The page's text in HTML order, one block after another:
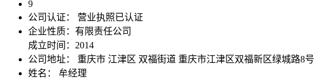
9
公司认证：
营业执照已认证
企业性质：有限责任公司
成立时间：2014
公司地址：
重庆市 江津区 双福街道 重庆市江津区双福新区绿城路8号
姓名： 牟经理